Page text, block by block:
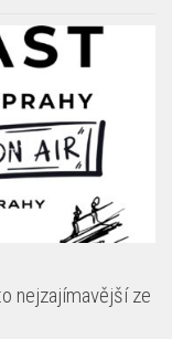
nejzajímavější ze